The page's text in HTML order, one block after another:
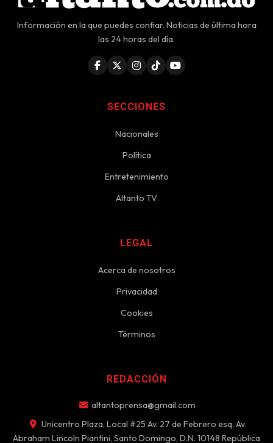
Información en la que puedes confiar. Noticias de última hora
las 24 horas del día.
SECCIONES
Nacionales
Política
Entretenimiento
Altanto TV
LEGAL
Acerca de nosotros
Privacidad
Cookies
Términos
REDACCIÓN
altantoprensa@gmail.com
Unicentro Plaza, Local #25 Av. 27 de Febrero esq. Av.
Abraham Lincoln Piantini, Santo Domingo, D.N. 10148 República